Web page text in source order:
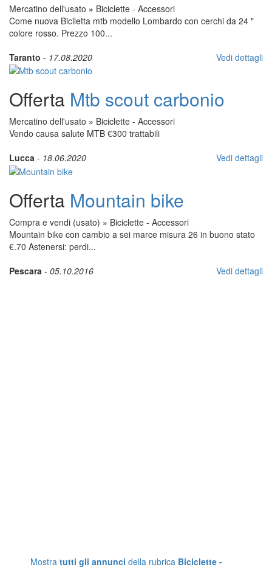
Mercatino dell'usato » Biciclette - Accessori
Come nuova Biciletta mtb modello Lombardo con cerchi da 24 "
colore rosso. Prezzo 100...
Taranto - 17.08.2020 Vedi dettagli
Offerta Mtb scout carbonio
Mercatino dell'usato » Biciclette - Accessori
Vendo causa salute MTB €300 trattabili
Lucca - 18.06.2020 Vedi dettagli
Offerta Mountain bike
Compra e vendi (usato) » Biciclette - Accessori
Mountain bike con cambio a sei marce misura 26 in buono stato
€.70 Astenersi: perdi...
Pescara - 05.10.2016 Vedi dettagli
Mostra tutti gli annunci della rubrica Biciclette -